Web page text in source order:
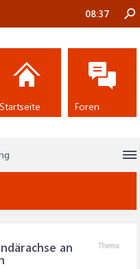
Thema
an
08:37
Startseite Foren